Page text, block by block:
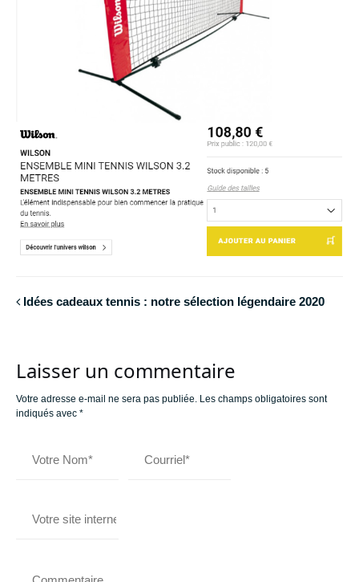
Idées cadeaux tennis : notre sélection légendaire 2020
Laisser un commentaire
Votre adresse e-mail ne sera pas publiée. Les champs obligatoires sont
indiqués avec *